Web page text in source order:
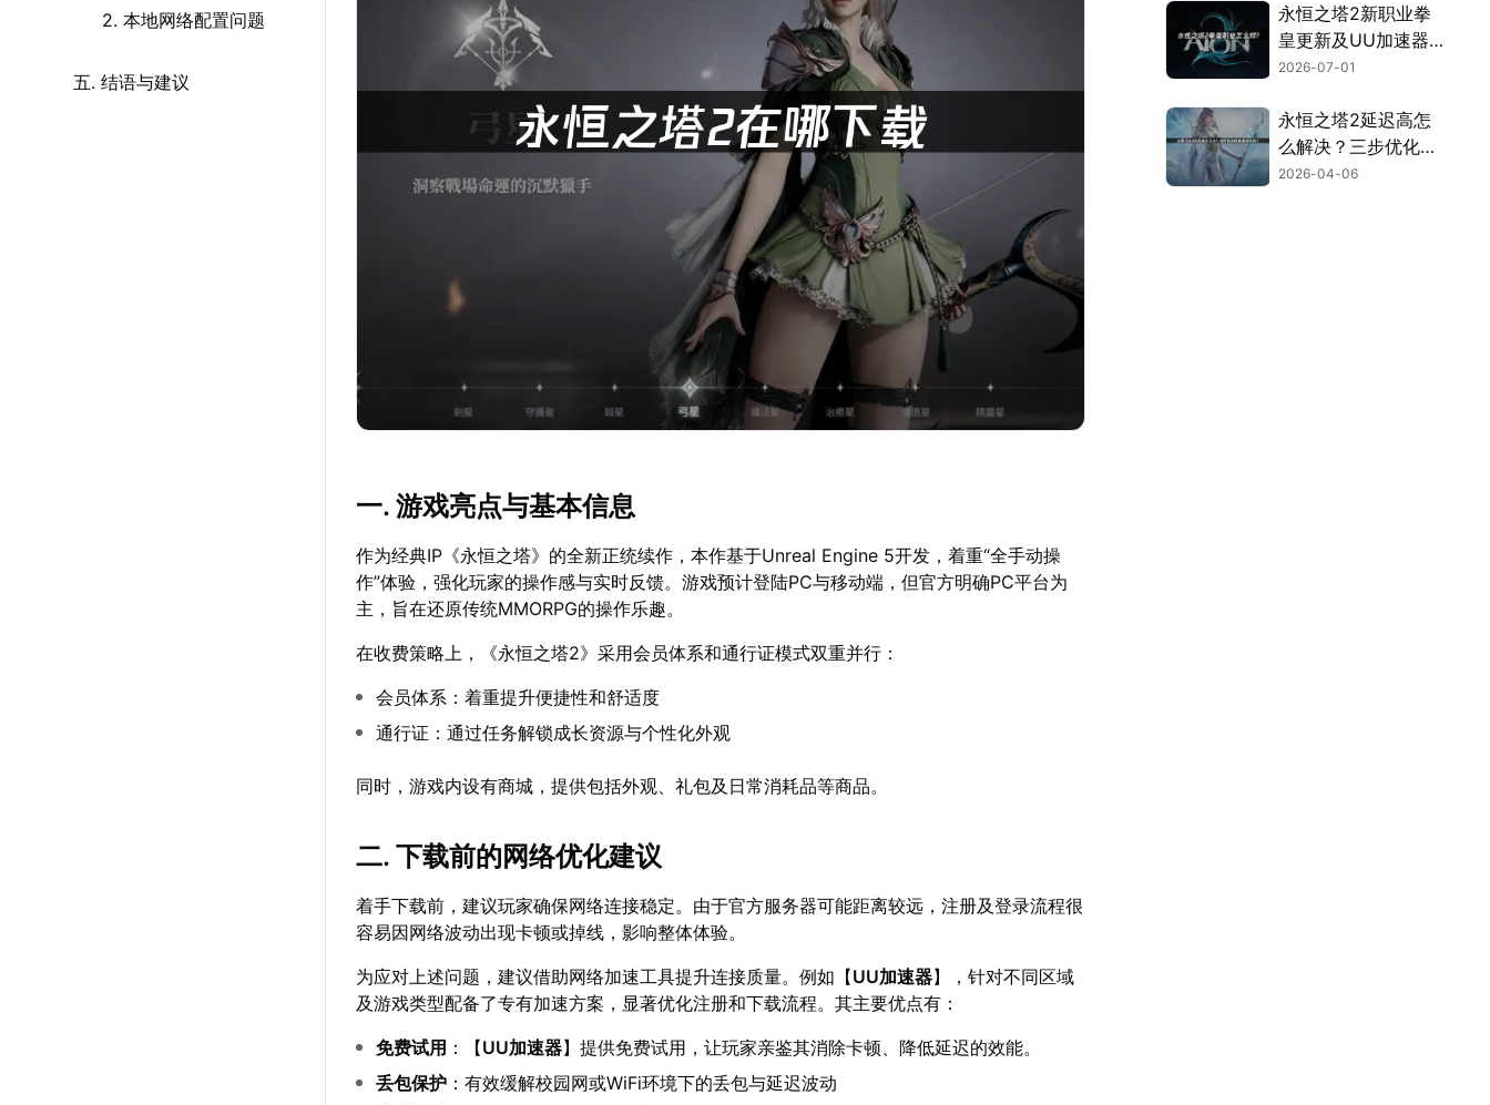
2. 本地网络配置问题
五. 结语与建议
一. 游戏亮点与基本信息
作为经典IP《永恒之塔》的全新正统续作，本作基于Unreal Engine 5开发，着重“全手动操
作”体验，强化玩家的操作感与实时反馈。游戏预计登陆PC与移动端，但官方明确PC平台为
主，旨在还原传统MMORPG的操作乐趣。
在收费策略上，《永恒之塔2》采用会员体系和通行证模式双重并行：
会员体系：着重提升便捷性和舒适度
通行证：通过任务解锁成长资源与个性化外观
同时，游戏内设有商城，提供包括外观、礼包及日常消耗品等商品。
二. 下载前的网络优化建议
着手下载前，建议玩家确保网络连接稳定。由于官方服务器可能距离较远，注册及登录流程很
容易因网络波动出现卡顿或掉线，影响整体体验。
为应对上述问题，建议借助网络加速工具提升连接质量。例如【UU加速器】，针对不同区域
及游戏类型配备了专有加速方案，显著优化注册和下载流程。其主要优点有：
免费试用 ：【UU加速器】提供免费试用，让玩家亲鉴其消除卡顿、降低延迟的效能。
丢包保护 ：有效缓解校园网或WiFi环境下的丢包与延迟波动
永恒之塔2新职业拳
皇更新及UU加速器
联机优化指南！
2026-07-01
永恒之塔2延迟高怎
么解决？三步优化告
别卡顿畅玩！
2026-04-06